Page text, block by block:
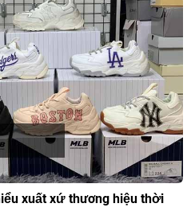
xuất xứ thương hiệu thời